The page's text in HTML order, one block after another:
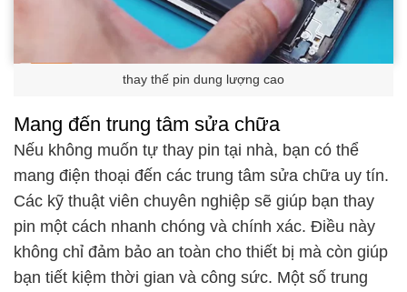
thay thế pin dung lượng cao
Mang đến trung tâm sửa chữa
Nếu không muốn tự thay pin tại nhà, bạn có thể
mang điện thoại đến các trung tâm sửa chữa uy tín.
Các kỹ thuật viên chuyên nghiệp sẽ giúp bạn thay
pin một cách nhanh chóng và chính xác. Điều này
không chỉ đảm bảo an toàn cho thiết bị mà còn giúp
bạn tiết kiệm thời gian và công sức. Một số trung